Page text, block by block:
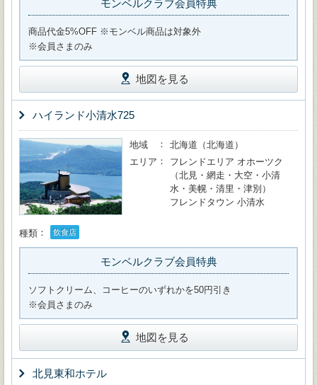
モンベルクラブ会員特典
商品代金5%OFF ※モンベル商品は対象外
※会員さまのみ
地図を見る
ハイランド小清水725
地域
北海道（北海道）
エリア
フレンドエリア オホーツク
（北見・網走・大空・小清
水・美幌・清里・津別）
フレンドタウン 小清水
種類 飲食店
モンベルクラブ会員特典
ソフトクリーム、コーヒーのいずれかを50円引き
※会員さまのみ
地図を見る
北見東和ホテル